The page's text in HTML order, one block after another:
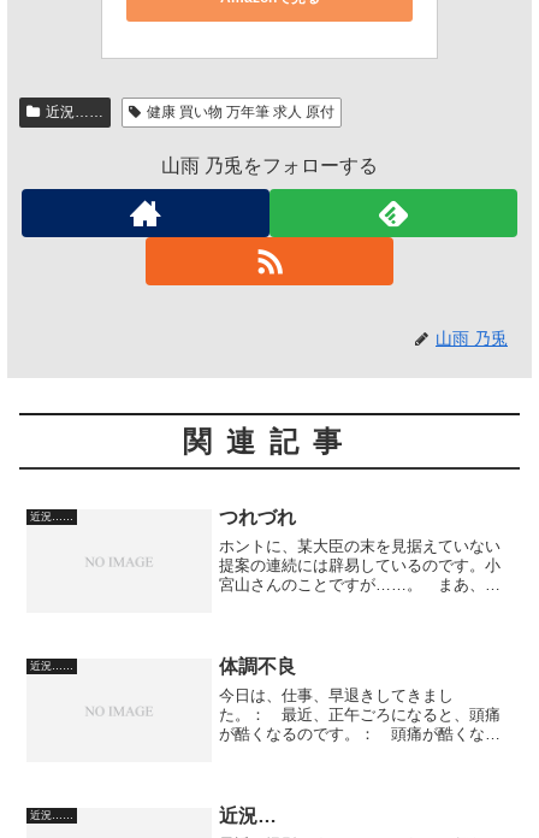
近況…… 健康 買い物 万年筆 求人 原付
山雨 乃兎をフォローする
山雨 乃兎
関連記事
近況…… つれづれ
ホントに、某大臣の末を見据えていない
提案の連続には辟易しているのです。小
宮山さんのことですが……。 まあ、そ
とCSS言語の勉強はつ...
近況…… 体調不良
今日は、仕事、早退きしてきまし
た。： 最近、正午ごろになると、頭痛
が酷くなるのです。： 頭痛が酷くなる
れますが、頭痛は消してくれません。...
近況…… 近況…